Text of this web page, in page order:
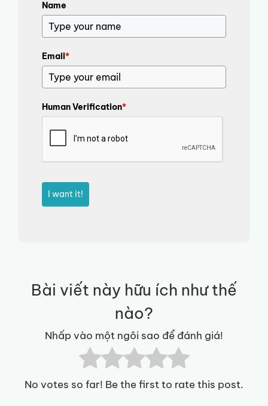
Name
Email*
Human Verification*
I want it!
Bài viết này hữu ích như thế
nào?
Nhấp vào một ngôi sao để đánh giá!
No votes so far! Be the first to rate this post.